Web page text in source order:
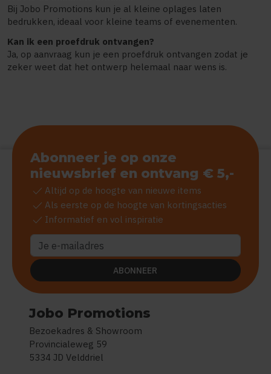
Bij Jobo Promotions kun je al kleine oplages laten
bedrukken, ideaal voor kleine teams of evenementen.
Kan ik een proefdruk ontvangen?
Ja, op aanvraag kun je een proefdruk ontvangen zodat je
zeker weet dat het ontwerp helemaal naar wens is.
Jobo Promotions
Bezoekadres & Showroom
Provincialeweg 59
5334 JD Velddriel
Abonneer je op onze
nieuwsbrief en ontvang € 5,-
check Altijd op de hoogte van nieuwe items
check Als eerste op de hoogte van kortingsacties
check Informatief en vol inspiratie
ABONNEER